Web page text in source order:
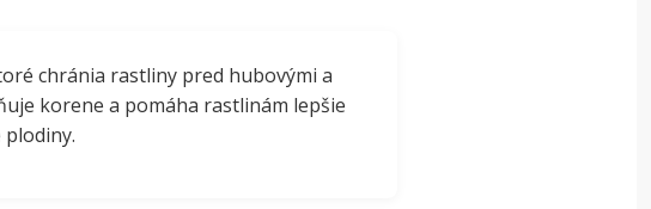
chránia rastliny pred hubovými a
korene a pomáha rastlinám lepšie